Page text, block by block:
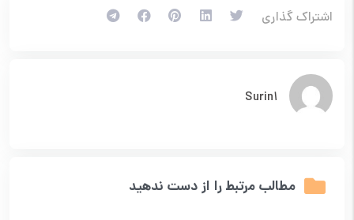
اشتراک گذاری
Surin1
مطالب مرتبط را از دست ندهید